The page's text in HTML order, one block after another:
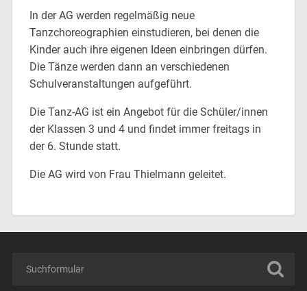
In der AG werden regelmäßig neue
Tanzchoreographien einstudieren, bei denen die
Kinder auch ihre eigenen Ideen einbringen dürfen.
Die Tänze werden dann an verschiedenen
Schulveranstaltungen aufgeführt.
Die Tanz-AG ist ein Angebot für die Schüler/innen
der Klassen 3 und 4 und findet immer freitags in
der 6. Stunde statt.
Die AG wird von Frau Thielmann geleitet.